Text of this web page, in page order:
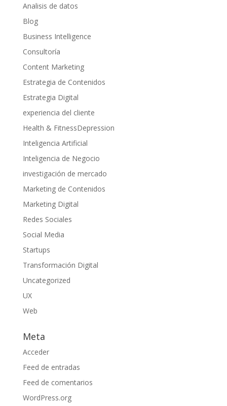
Analisis de datos
Blog
Business Intelligence
Consultoría
Content Marketing
Estrategia de Contenidos
Estrategia Digital
experiencia del cliente
Health & FitnessDepression
Inteligencia Artificial
Inteligencia de Negocio
investigación de mercado
Marketing de Contenidos
Marketing Digital
Redes Sociales
Social Media
Startups
Transformación Digital
Uncategorized
UX
Web
Meta
Acceder
Feed de entradas
Feed de comentarios
WordPress.org